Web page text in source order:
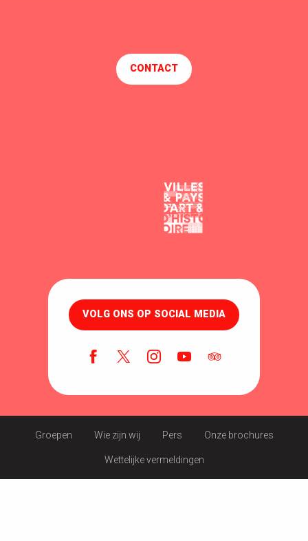
CONTACT
VOLG ONS OP SOCIAL MEDIA
Groepen Wie zijn wij Pers Onze brochures
Wettelijke vermeldingen